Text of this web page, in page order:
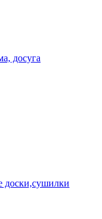
досуга
доски,сушилки